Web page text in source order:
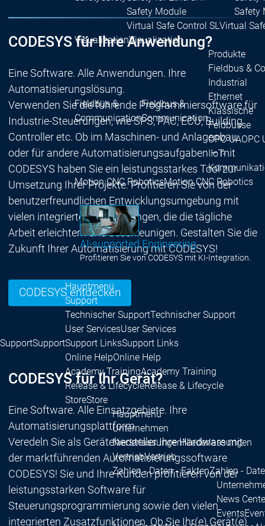
Safety Module
Safety
Virtual Safe Control SLVirtual
VisualizationVisualization
Fieldbus &
Communication
Fieldbus &
Communication
Produkte
Fieldbus &
Industrial
Ethernet
Klassische
Feldbusse
OPC UAOPC
IIoT-
Motion CNC RoboticsMotion CNC Robotics
AI-supported Engineering
Profitieren Sie von CODESYS mit KI-Integration.
SupportSupport
Hauptmenü
Support
Technischer SupportTechnischer Support
User ServicesUser Services
Support LinksSupport Links
Online HelpOnline Help
Academy TrainingAcademy Training
Release & LifecycleRelease & Lifecycle
StoreStore
Hauptmenü
Unternehmen
NiederlassungenNiederlassungen
VertriebVertrieb
Zahlen - Daten - FaktenZahlen -
News
Events
CODESYS für Ihre Anwendung?
Eine Software. Alle Anwendungen. Ihre
Automatisierungslösung.
Verwenden Sie die führende Programmiersoftware für
Industrie-Steuerungen, wie SPS, PAC, ECU, Building
Controller etc. Ob im Maschinen- und Anlagenbau
oder für andere Automatisierungsaufgaben – mit
CODESYS haben Sie ein leistungsstarkes Tool zur
Umsetzung Ihrer Projekte. Profitieren Sie von der
benutzerfreundlichen Entwicklungsumgebung mit
vielen integrierten Erweiterungen, die die tägliche
Arbeit erleichtern und beschleunigen. Gestalten Sie die
Zukunft Ihrer Automatisierung mit CODESYS!
CODESYS entdecken
CODESYS für Ihr Gerät?
Eine Software. Alle Einsatzgebiete. Ihre
Automatisierungsplattform.
Veredeln Sie als Gerätehersteller Ihre Hardware mit
der marktführenden Automatisierungssoftware
CODESYS! Sie und Ihre Kunden profitieren von der
leistungsstarken Software für
Steuerungsprogrammierung sowie den vielen
integrierten Zusatzfunktionen. Ob Sie Ihr(e) Gerät(e)